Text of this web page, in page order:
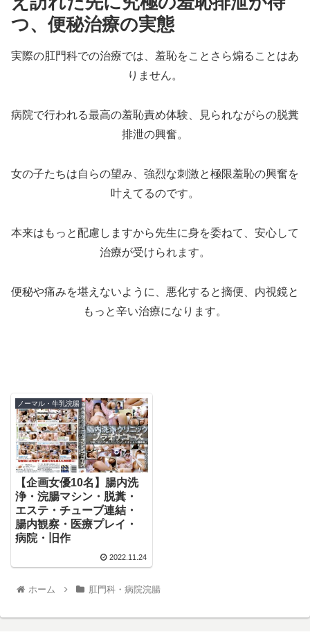
つ、便秘治療の実態
実際の肛門科での治療では、羞恥をことさら煽ることはあ
りません。
病院で行われる最高の羞恥責め体験、見られながらの脱糞
排泄の興奮。
女の子たちは自らの望み、強烈な刺激と極限羞恥の興奮を
叶えてるのです。
本来はもっと配慮しますから先生に身を委ねて、安心して
治療が受けられます。
便秘や痛みを堪えないように、悪化すると摘便、内視鏡と
もっと辛い治療になります。
ノーマル・牛乳浣腸
【企画女優10名】腸内洗
浄・浣腸マシン・脱糞・
エステ・チューブ連結・
腸内観察・医療プレイ・
病院・旧作
2022.11.24
ホーム 肛門科・病院浣腸